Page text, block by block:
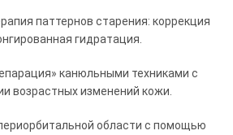
паттернов старения: коррекция
гидратация.
канюльными техниками с
возрастных изменений кожи.
области с помощью